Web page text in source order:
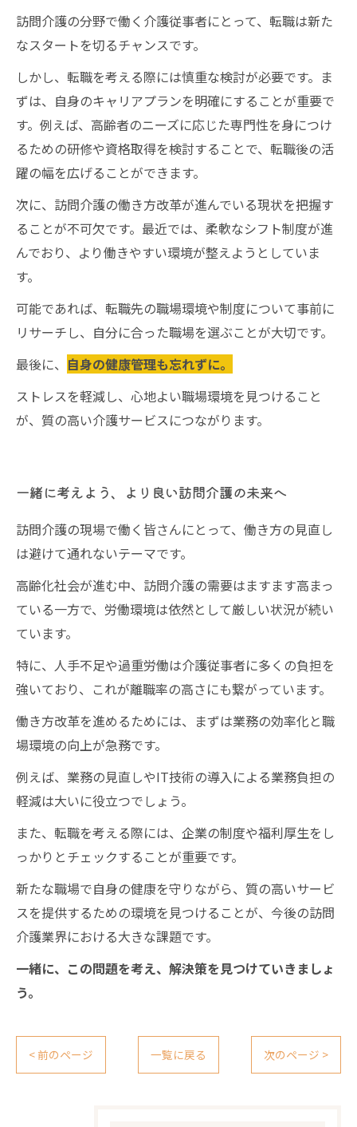
訪問介護の分野で働く介護従事者にとって、転職は新た
なスタートを切るチャンスです。
しかし、転職を考える際には慎重な検討が必要です。ま
ずは、自身のキャリアプランを明確にすることが重要で
す。例えば、高齢者のニーズに応じた専門性を身につけ
るための研修や資格取得を検討することで、転職後の活
躍の幅を広げることができます。
次に、訪問介護の働き方改革が進んでいる現状を把握す
ることが不可欠です。最近では、柔軟なシフト制度が進
んでおり、より働きやすい環境が整えようとしていま
す。
可能であれば、転職先の職場環境や制度について事前に
リサーチし、自分に合った職場を選ぶことが大切です。
最後に、 自身の健康管理も忘れずに。
ストレスを軽減し、心地よい職場環境を見つけること
が、質の高い介護サービスにつながります。
一緒に考えよう、より良い訪問介護の未来へ
訪問介護の現場で働く皆さんにとって、働き方の見直し
は避けて通れないテーマです。
高齢化社会が進む中、訪問介護の需要はますます高まっ
ている一方で、労働環境は依然として厳しい状況が続い
ています。
特に、人手不足や過重労働は介護従事者に多くの負担を
強いており、これが離職率の高さにも繋がっています。
働き方改革を進めるためには、まずは業務の効率化と職
場環境の向上が急務です。
例えば、業務の見直しやIT技術の導入による業務負担の
軽減は大いに役立つでしょう。
また、転職を考える際には、企業の制度や福利厚生をし
っかりとチェックすることが重要です。
新たな職場で自身の健康を守りながら、質の高いサービ
スを提供するための環境を見つけることが、今後の訪問
介護業界における大きな課題です。
一緒に、この問題を考え、解決策を見つけていきましょ
う。
< 前のページ 一覧に戻る 次のページ >